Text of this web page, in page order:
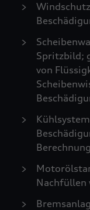
Spritzbild;
von
Nachfüllen